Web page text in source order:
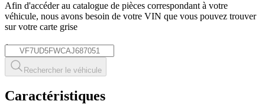
Afin d'accéder au catalogue de pièces correspondant à votre
véhicule, nous avons besoin de votre VIN que vous pouvez trouver
sur votre carte grise
*
Rechercher le véhicule
Caractéristiques